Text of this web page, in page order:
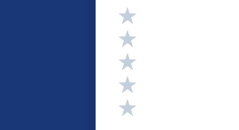
Valutazione